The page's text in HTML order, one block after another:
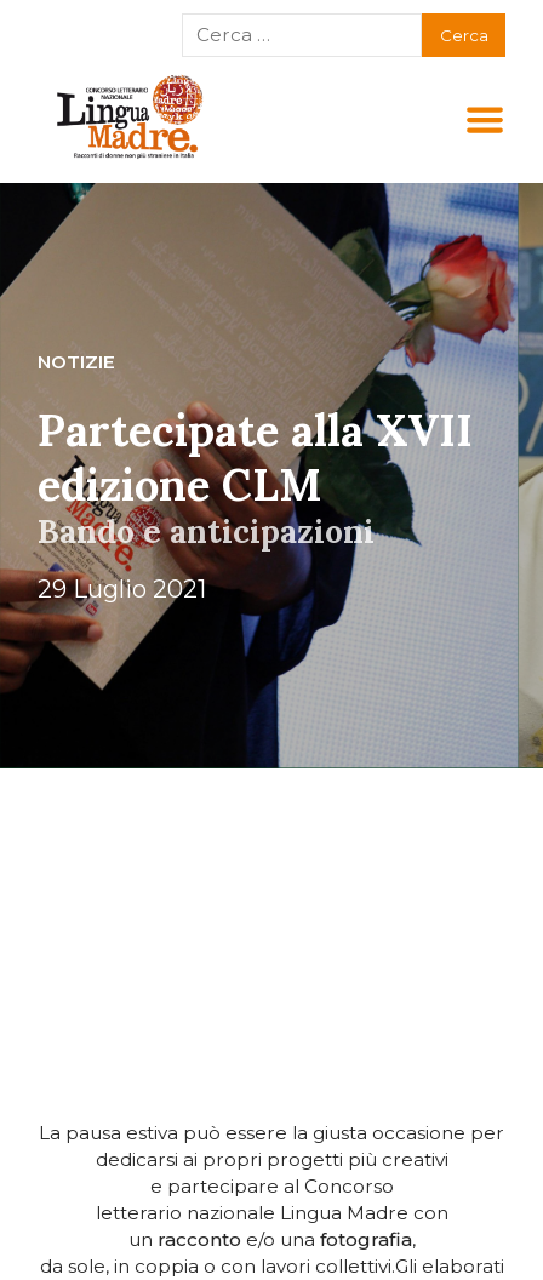
NOTIZIE
Partecipate alla XVII
edizione CLM
Bando e anticipazioni
29 Luglio 2021
La pausa estiva può essere la giusta occasione per
dedicarsi ai propri progetti più creativi
e partecipare al Concorso
letterario nazionale Lingua Madre con
un racconto e/o una fotografia,
da sole, in coppia o con lavori collettivi.Gli elaborati